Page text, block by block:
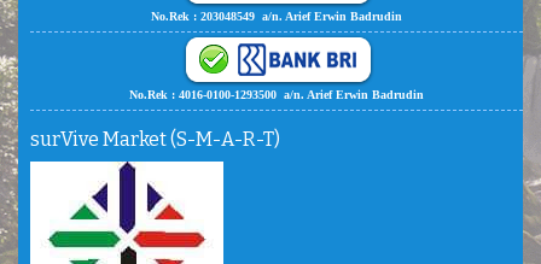
No.Rek : 203048549 a/n. Arief Erwin Badrudin
No.Rek : 4016-0100-1293500 a/n. Arief Erwin Badrudin
surVive Market (S-M-A-R-T)